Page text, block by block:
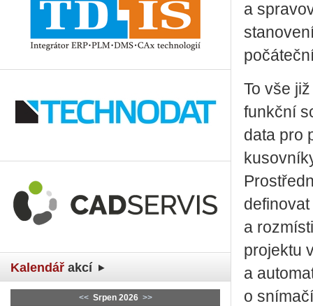
Kalendář akcí
<< Srpen 2026 >>
a
To vše
funkční
data pro
a
projektu
a
o